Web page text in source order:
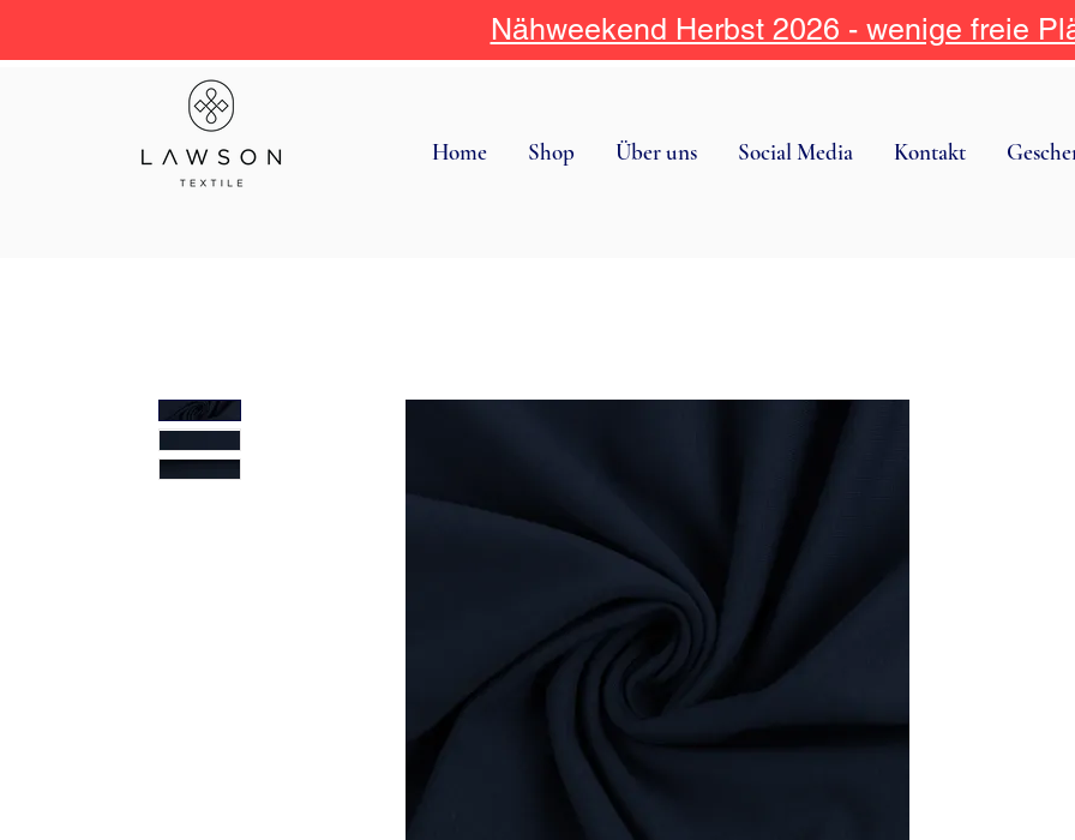
Nähweekend Herbst 2026 - wenige freie
Home Shop Über uns Social Media Kontakt